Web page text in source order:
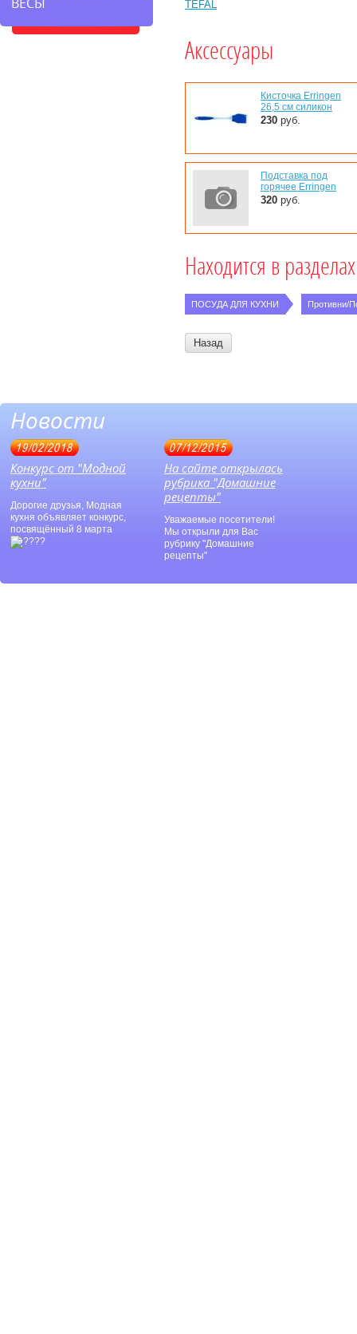
TEFAL
Аксессуары
Кисточка Erringen
26,5 см силикон
230 руб.
Подставка под
горячее Erringen
320 руб.
Находится в разделах
ПОСУДА ДЛЯ КУХНИ Противни/
Назад
ВЕСЫ
Новости
19/02/2018
Конкурс от "Модной
кухни"
Дорогие друзья, Модная
кухня объявляет конкурс,
посвящённый 8 марта
07/12/2015
На сайте открылась
рубрика "Домашние
рецепты"
Уважаемые посетители!
Мы открыли для Вас
рубрику "Домашние
рецепты"